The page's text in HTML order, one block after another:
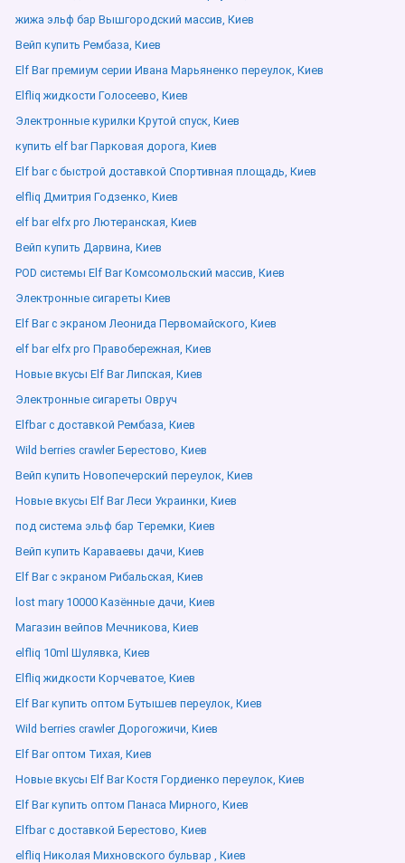
жижа эльф бар Вышгородский массив, Киев
Вейп купить Рембаза, Киев
Elf Bar премиум серии Ивана Марьяненко переулок, Киев
Elfliq жидкости Голосеево, Киев
Электронные курилки Крутой спуск, Киев
купить elf bar Парковая дорога, Киев
Elf bar с быстрой доставкой Спортивная площадь, Киев
elfliq Дмитрия Годзенко, Киев
elf bar elfx pro Лютеранская, Киев
Вейп купить Дарвина, Киев
POD системы Elf Bar Комсомольский массив, Киев
Электронные сигареты Киев
Elf Bar с экраном Леонида Первомайского, Киев
elf bar elfx pro Правобережная, Киев
Новые вкусы Elf Bar Липская, Киев
Электронные сигареты Овруч
Elfbar с доставкой Рембаза, Киев
Wild berries crawler Берестово, Киев
Вейп купить Новопечерский переулок, Киев
Новые вкусы Elf Bar Леси Украинки, Киев
под система эльф бар Теремки, Киев
Вейп купить Караваевы дачи, Киев
Elf Bar с экраном Рибальская, Киев
lost mary 10000 Казённые дачи, Киев
Магазин вейпов Мечникова, Киев
elfliq 10ml Шулявка, Киев
Elfliq жидкости Корчеватое, Киев
Elf Bar купить оптом Бутышев переулок, Киев
Wild berries crawler Дорогожичи, Киев
Elf Bar оптом Тихая, Киев
Новые вкусы Elf Bar Костя Гордиенко переулок, Киев
Elf Bar купить оптом Панаса Мирного, Киев
Elfbar с доставкой Берестово, Киев
elfliq Николая Михновского бульвар , Киев